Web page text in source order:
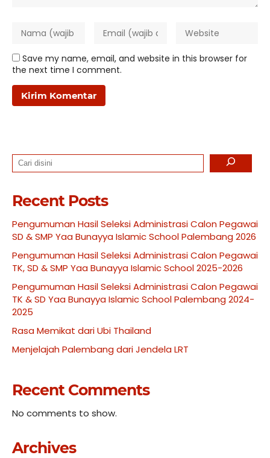
Save my name, email, and website in this browser for
the next time I comment.
Search
Recent Posts
Pengumuman Hasil Seleksi Administrasi Calon Pegawai
SD & SMP Yaa Bunayya Islamic School Palembang 2026
Pengumuman Hasil Seleksi Administrasi Calon Pegawai
TK, SD & SMP Yaa Bunayya Islamic School 2025-2026
Pengumuman Hasil Seleksi Administrasi Calon Pegawai
TK & SD Yaa Bunayya Islamic School Palembang 2024-
2025
Rasa Memikat dari Ubi Thailand
Menjelajah Palembang dari Jendela LRT
Recent Comments
No comments to show.
Archives